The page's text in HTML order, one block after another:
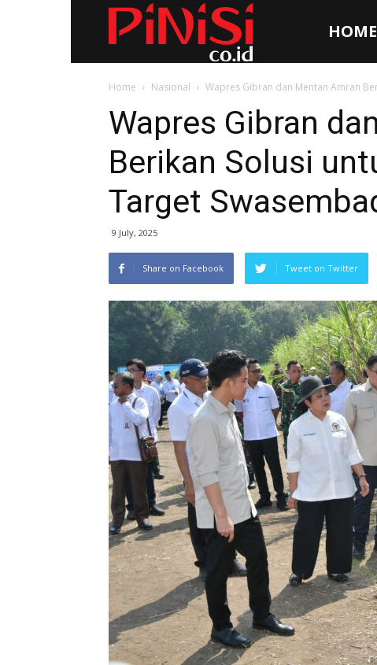
HOME
Home Nasional Wapres Gibran dan Mentan Amran
Wapres Gibran
Berikan Solusi
Target
9 July, 2025
Share on Facebook Tweet on Twitter